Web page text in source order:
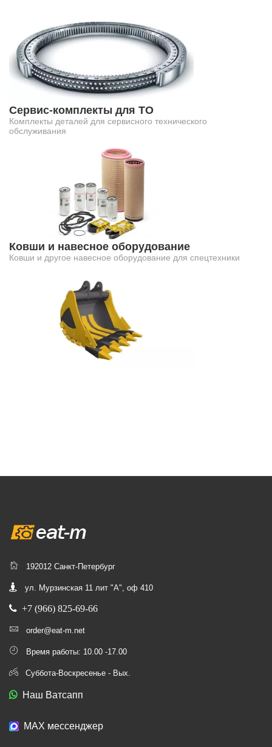
Сервис-комплекты для ТО
Комплекты деталей для сервисного технического
обслуживания
Ковши и навесное оборудование
Ковши и другое навесное оборудование для спецтехники
192012 Санкт-Петербург
ул. Мурзинская 11 лит "А", оф 410
+7 (966) 825-69-66
order@eat-m.net
Время работы: 10.00 -17.00
Суббота-Воскресенье - Вых.
Наш Ватсапп
МАХ мессенджер